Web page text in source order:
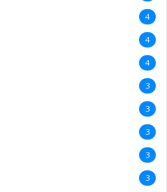
4
4
4
3
3
3
3
3